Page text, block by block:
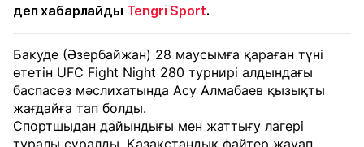
деп хабарлайды Tengri Sport.
Бакуде (Әзербайжан) 28 маусымға қараған түні
өтетін UFC Fight Night 280 турнирі алдындағы
баспасөз мәслихатында Асу Алмабаев қызықты
жағдайға тап болды.
Спортшыдан дайындығы мен жаттығу лагері
туралы сұралды. Қазақстандық файтер жауап